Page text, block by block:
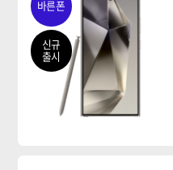
바른폰
신규
출시